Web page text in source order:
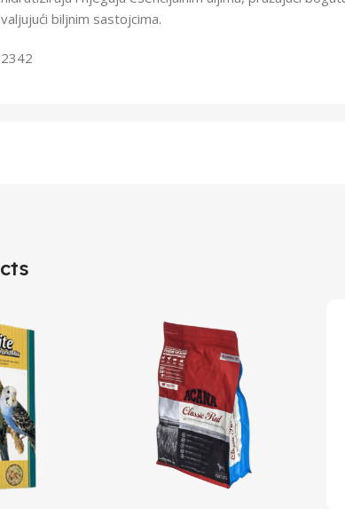
biljnim sastojcima.